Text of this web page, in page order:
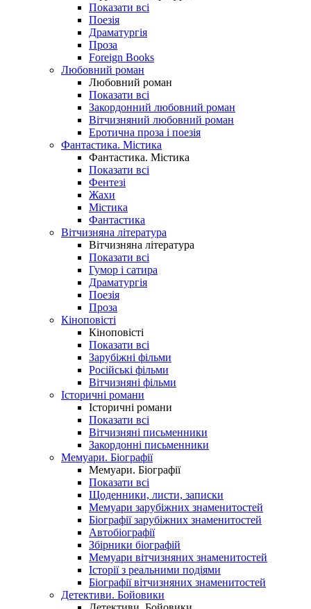
Показати всі
Поезія
Драматургія
Проза
Foreign Books
Любовний роман
Любовний роман
Показати всі
Закордонний любовний роман
Вітчизняний любовний роман
Еротична проза і поезія
Фантастика. Містика
Фантастика. Містика
Показати всі
Фентезі
Жахи
Містика
Фантастика
Вітчизняна література
Вітчизняна література
Показати всі
Гумор і сатира
Драматургія
Поезія
Проза
Кіноповісті
Кіноповісті
Показати всі
Зарубіжні фільми
Російські фільми
Вітчизняні фільми
Історичні романи
Історичні романи
Показати всі
Вітчизняні письменники
Закордонні письменники
Мемуари. Біографії
Мемуари. Біографії
Показати всі
Щоденники, листи, записки
Мемуари зарубіжних знаменитостей
Біографії зарубіжних знаменитостей
Автобіографії
Збірники біографій
Мемуари вітчизняних знаменитостей
Історії з реальними подіями
Біографії вітчизняних знаменитостей
Детективи. Бойовики